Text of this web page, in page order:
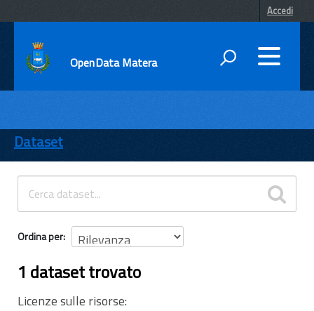
Accedi
OpenData Matera
ENTI
TEMI
INFORMAZIONI
Dataset
Ordina per
1 dataset trovato
Licenze sulle risorse: